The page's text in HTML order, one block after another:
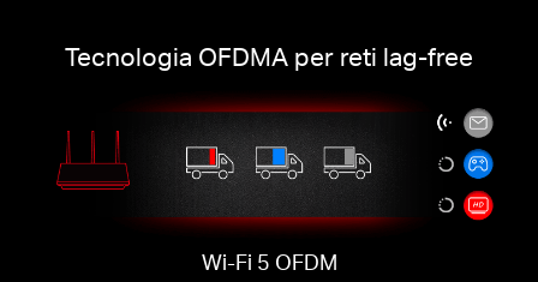
Tecnologia OFDMA per reti lag-free
Wi-Fi 5 OFDM